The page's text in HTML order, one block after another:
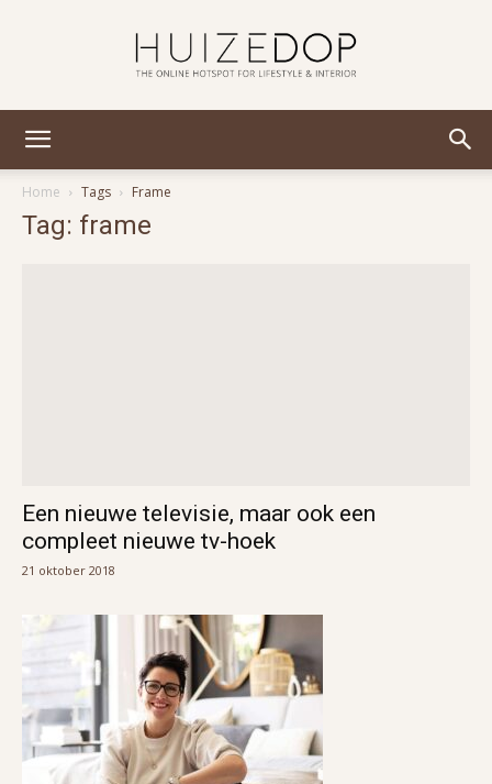
Home
Tags Frame
Tag: frame
Een nieuwe televisie, maar ook een
compleet nieuwe tv-hoek
21 oktober 2018